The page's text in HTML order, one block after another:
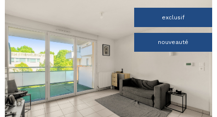
exclusif
nouveauté
voir le
bien